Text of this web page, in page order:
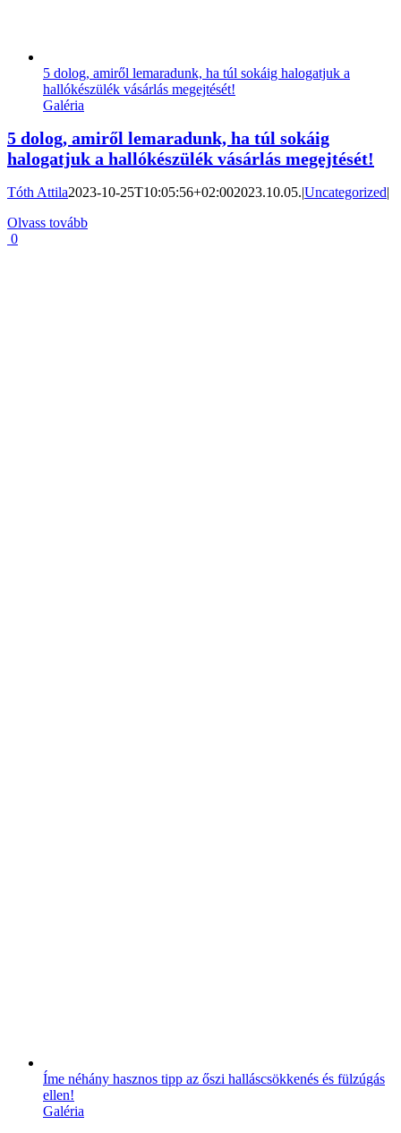
5 dolog, amiről lemaradunk, ha túl sokáig halogatjuk a
hallókészülék vásárlás megejtését!
Galéria
5 dolog, amiről lemaradunk, ha túl sokáig
halogatjuk a hallókészülék vásárlás megejtését!
Tóth Attila2023-10-25T10:05:56+02:002023.10.05.|Uncategorized|
Olvass tovább
0
Íme néhány hasznos tipp az őszi halláscsökkenés és fülzúgás
ellen!
Galéria